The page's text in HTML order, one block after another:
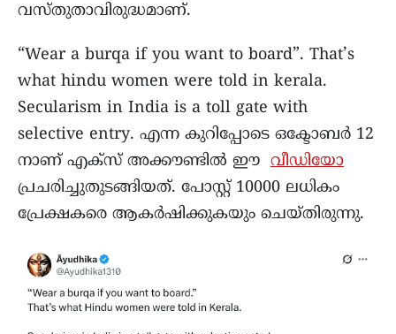
വസ്തുതാവിരുദ്ധമാണ്.
“Wear a burqa if you want to board”. That’s
what hindu women were told in kerala.
Secularism in India is a toll gate with
selective entry. എന്ന കുറിപ്പോടെ ഒക്ടോബർ 12
നാണ് എക്സ് അക്കൗണ്ടിൽ ഈ വീഡിയോ
പ്രചരിച്ചുതുടങ്ങിയത്. പോസ്റ്റ് 10000 ലധികം
പ്രേക്ഷകരെ ആകര്‍ഷിക്കുകയും ചെയ്തിരുന്നു.